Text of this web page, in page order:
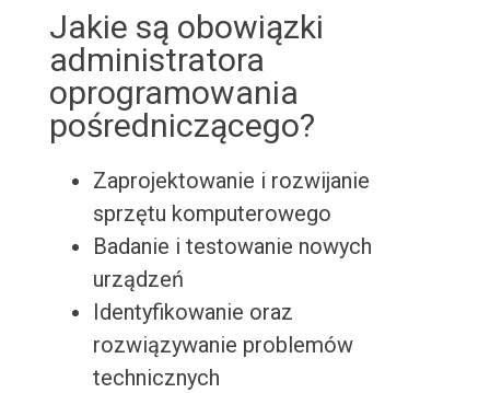
Jakie są obowiązki
administratora
oprogramowania
pośredniczącego?
Zaprojektowanie i rozwijanie
sprzętu komputerowego
Badanie i testowanie nowych
urządzeń
Identyfikowanie oraz
rozwiązywanie problemów
technicznych